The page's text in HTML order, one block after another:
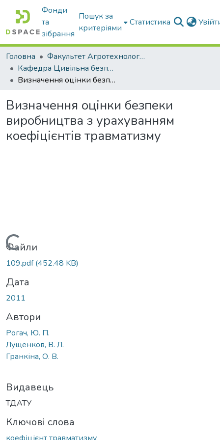
Фонди
та
зібрання
Пошук за
критеріями
Статистика
Головна
Факультет Агротехнологій та екології
Кафедра Цивільна безпека
Визначення оцінки безпеки виробництва з урахуванням коефіцієнтів травматизму
Визначення оцінки безпеки
виробництва з урахуванням
коефіцієнтів травматизму
Вантажиться...
Файли
109.pdf(452.48 KB)
Дата
2011
Автори
Рогач, Ю. П.
Лущенков, В. Л.
Гранкіна, О. В.
Видавець
ТДАТУ
Ключові слова